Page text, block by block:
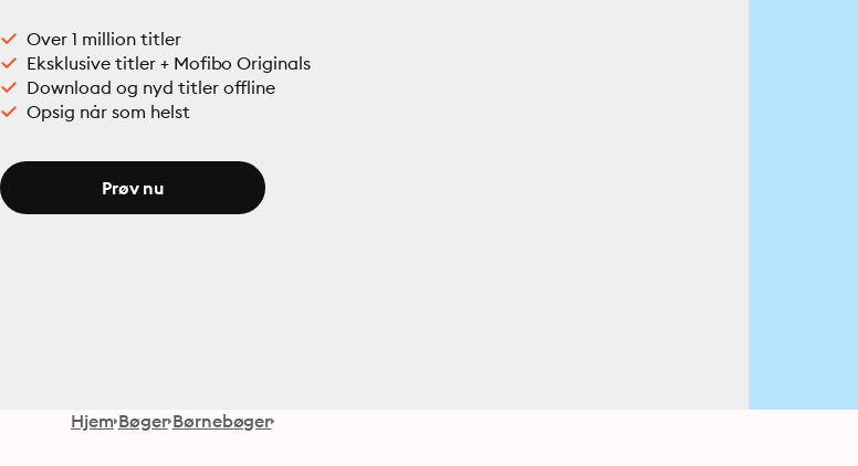
Over 1 million titler
Eksklusive titler + Mofibo Originals
Download og nyd titler offline
Opsig når som helst
Prøv nu
Hjem Bøger Børnebøger